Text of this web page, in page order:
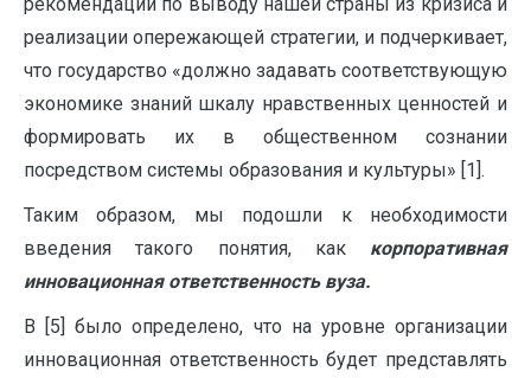
реализации опережающей стратегии, и подчеркивает,
что государство «должно задавать соответствующую
экономике знаний шкалу нравственных ценностей и
формировать их в общественном сознании
посредством системы образования и культуры» [1].
Таким образом, мы подошли к необходимости
введения такого понятия, как корпоративная
инновационная ответственность вуза.
В [5] было определено, что на уровне организации
инновационная ответственность будет представлять